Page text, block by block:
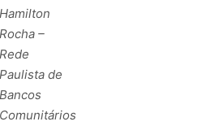
Hamilton
Rocha –
Rede
Paulista de
Bancos
Comunitários